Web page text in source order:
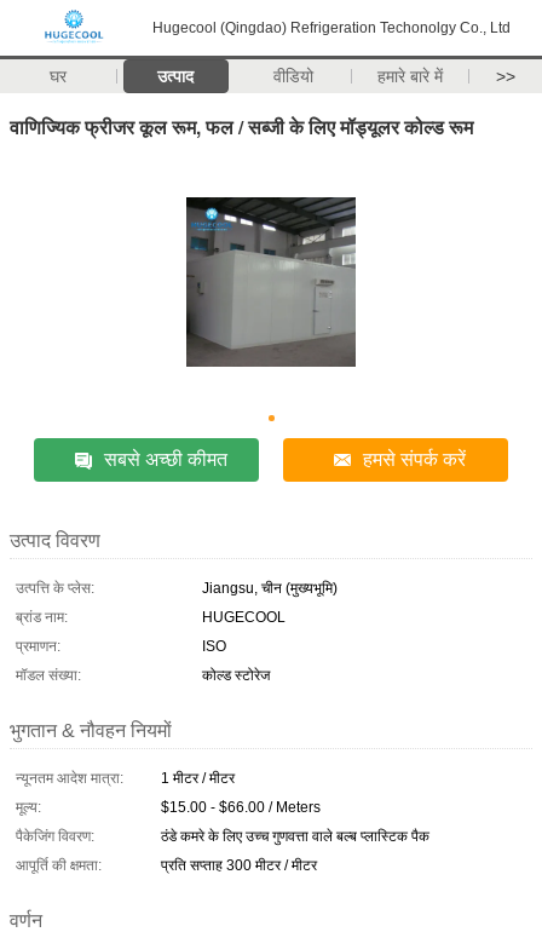
Hugecool (Qingdao) Refrigeration Techonolgy Co., Ltd
घर उत्पाद वीडियो हमारे बारे में >>
वाणिज्यिक फ्रीजर कूल रूम, फल / सब्जी के लिए मॉड्यूलर कोल्ड रूम
सबसे अच्छी कीमत हमसे संपर्क करें
उत्पाद विवरण
उत्पत्ति के प्लेस:
Jiangsu, चीन (मुख्यभूमि)
ब्रांड नाम:
HUGECOOL
प्रमाणन:
ISO
मॉडल संख्या:
कोल्ड स्टोरेज
भुगतान & नौवहन नियमों
न्यूनतम आदेश मात्रा:
1 मीटर / मीटर
मूल्य:
$15.00 - $66.00 / Meters
पैकेजिंग विवरण:
ठंडे कमरे के लिए उच्च गुणवत्ता वाले बल्ब प्लास्टिक पैक
आपूर्ति की क्षमता:
प्रति सप्ताह 300 मीटर / मीटर
वर्णन